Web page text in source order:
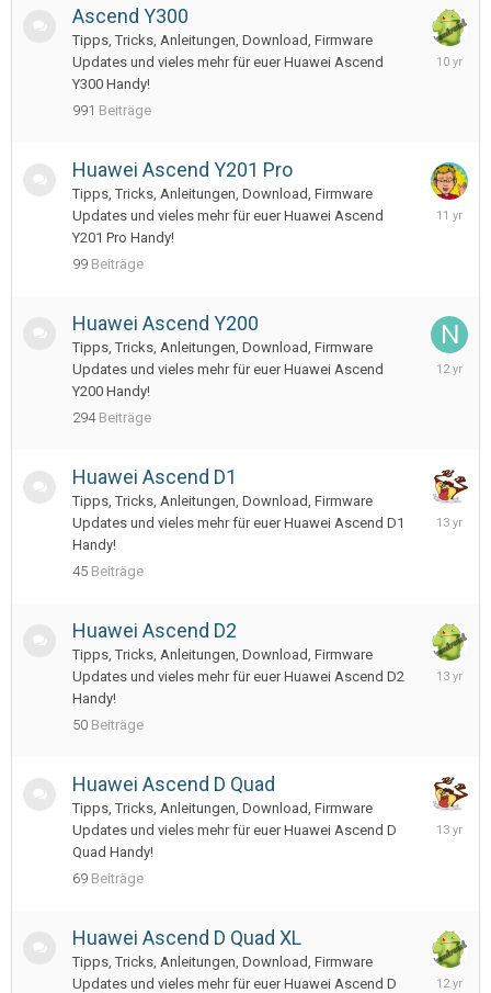
2016
Ascend Y300
Tipps, Tricks, Anleitungen, Download, Firmware
Updates und vieles mehr für euer Huawei Ascend
Y300 Handy!
991 Beiträge
May
Huawei Ascend Y201 Pro
Tipps, Tricks, Anleitungen, Download, Firmware
Updates und vieles mehr für euer Huawei Ascend
Y201 Pro Handy!
99 Beiträge
Huawei Ascend Y200
Tipps, Tricks, Anleitungen, Download, Firmware
Updates und vieles mehr für euer Huawei Ascend
Y200 Handy!
294 Beiträge
March
Huawei Ascend D1
Tipps, Tricks, Anleitungen, Download, Firmware
Updates und vieles mehr für euer Huawei Ascend D1
Handy!
45 Beiträge
February
Huawei Ascend D2
Tipps, Tricks, Anleitungen, Download, Firmware
Updates und vieles mehr für euer Huawei Ascend D2
Handy!
50 Beiträge
March
Huawei Ascend D Quad
Tipps, Tricks, Anleitungen, Download, Firmware
Updates und vieles mehr für euer Huawei Ascend D
Quad Handy!
69 Beiträge
February
Huawei Ascend D Quad XL
Tipps, Tricks, Anleitungen, Download, Firmware
Updates und vieles mehr für euer Huawei Ascend D